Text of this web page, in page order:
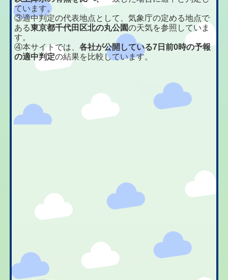
ています。
③適中判定の代表地点として、気象庁の定める地点で
ある東京都千代田区北の丸公園の天気を参照していま
す。
④本サイトでは、各社が公開している7日前0時の予報
の適中判定の結果を比較しています。